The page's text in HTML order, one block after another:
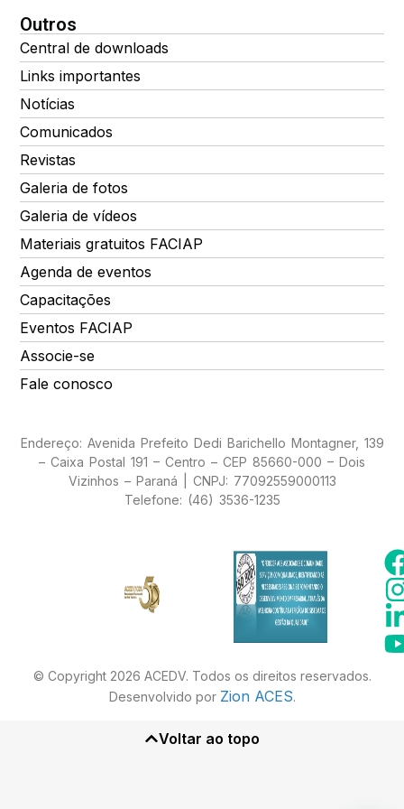
Outros
Central de downloads
Links importantes
Notícias
Comunicados
Revistas
Galeria de fotos
Galeria de vídeos
Materiais gratuitos FACIAP
Agenda de eventos
Capacitações
Eventos FACIAP
Associe-se
Fale conosco
Endereço: Avenida Prefeito Dedi Barichello Montagner, 139
– Caixa Postal 191 – Centro – CEP 85660-000 – Dois
Vizinhos – Paraná | CNPJ: 77092559000113
Telefone: (46) 3536-1235
© Copyright 2026 ACEDV. Todos os direitos reservados.
Desenvolvido por Zion ACES.
Voltar ao topo